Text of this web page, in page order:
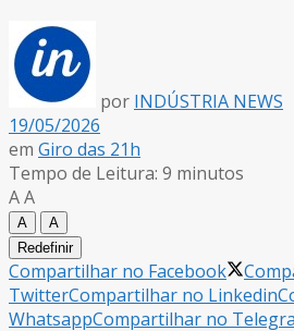
por INDÚSTRIA NEWS
19/05/2026
em Giro das 21h
Tempo de Leitura: 9 minutos
AA
A
A
Redefinir
Compartilhar no Facebook
TwitterCompartilhar no Linkedin
WhatsappCompartilhar no